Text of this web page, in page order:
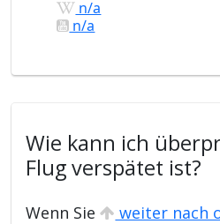
n/a
n/a
Wie kann ich
Flug verspätet ist?
Wenn Sie weiter nach